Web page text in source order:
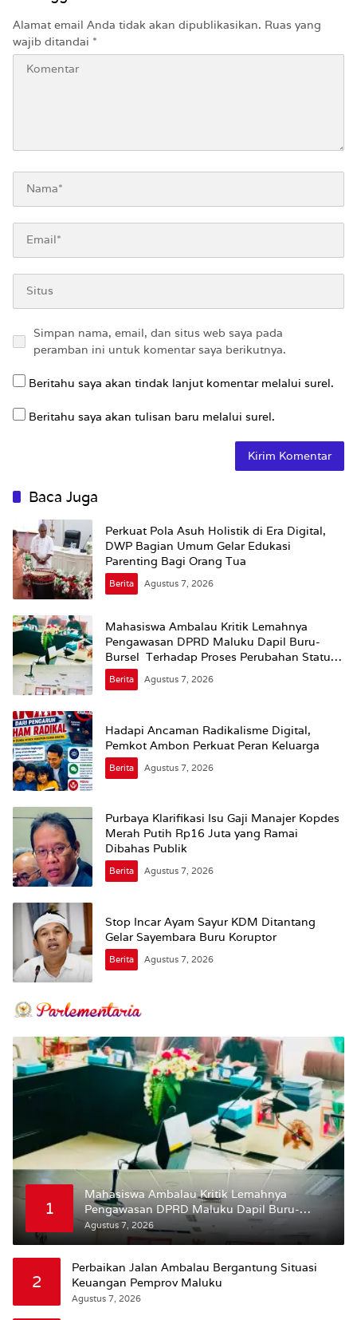
Alamat email Anda tidak akan dipublikasikan. Ruas yang
wajib ditandai *
Simpan nama, email, dan situs web saya pada
peramban ini untuk komentar saya berikutnya.
Beritahu saya akan tindak lanjut komentar melalui surel.
Beritahu saya akan tulisan baru melalui surel.
Baca Juga
Perkuat Pola Asuh Holistik di Era Digital,
DWP Bagian Umum Gelar Edukasi
Parenting Bagi Orang Tua
Berita Agustus 7, 2026
Mahasiswa Ambalau Kritik Lemahnya
Pengawasan DPRD Maluku Dapil Buru-
Bursel Terhadap Proses Perubahan Status
Jalan
Berita Agustus 7, 2026
Hadapi Ancaman Radikalisme Digital,
Pemkot Ambon Perkuat Peran Keluarga
Berita Agustus 7, 2026
Purbaya Klarifikasi Isu Gaji Manajer Kopdes
Merah Putih Rp16 Juta yang Ramai
Dibahas Publik
Berita Agustus 7, 2026
Stop Incar Ayam Sayur KDM Ditantang
Gelar Sayembara Buru Koruptor
Berita Agustus 7, 2026
1
Mahasiswa Ambalau Kritik Lemahnya
Pengawasan DPRD Maluku Dapil Buru-
Bursel Terhadap Proses Perubahan Status
Jalan
Agustus 7, 2026
2
Perbaikan Jalan Ambalau Bergantung Situasi
Keuangan Pemprov Maluku
Agustus 7, 2026